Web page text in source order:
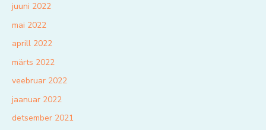
juuni 2022
mai 2022
aprill 2022
märts 2022
veebruar 2022
jaanuar 2022
detsember 2021